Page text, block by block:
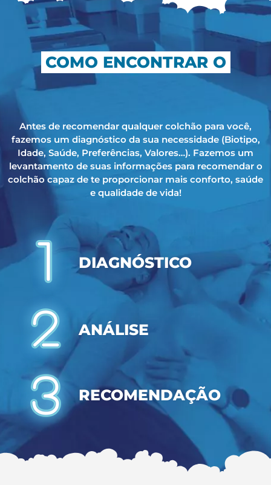
COMO ENCONTRAR O
Antes de recomendar qualquer colchão para você,
fazemos um diagnóstico da sua necessidade (Biotipo,
Idade, Saúde, Preferências, Valores…). Fazemos um
levantamento de suas informações para recomendar o
colchão capaz de te proporcionar mais conforto, saúde
e qualidade de vida!
DIAGNÓSTICO
ANÁLISE
RECOMENDAÇÃO